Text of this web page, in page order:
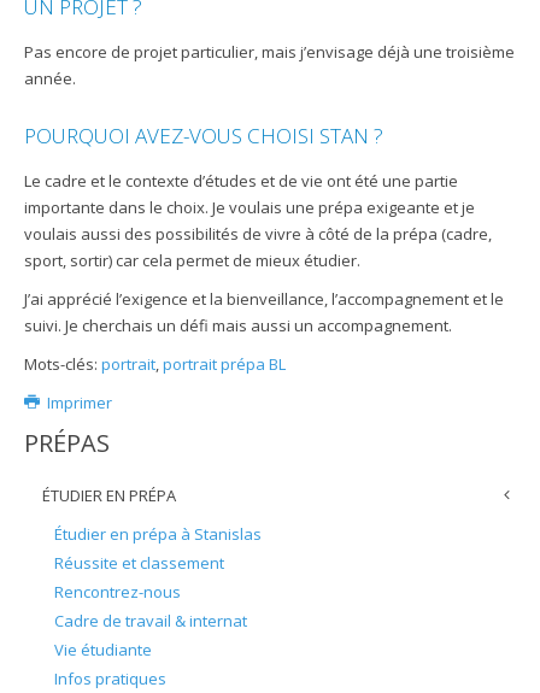
UN PROJET ?
Pas encore de projet particulier, mais j’envisage déjà une troisième
année.
POURQUOI AVEZ-VOUS CHOISI STAN ?
Le cadre et le contexte d’études et de vie ont été une partie
importante dans le choix. Je voulais une prépa exigeante et je
voulais aussi des possibilités de vivre à côté de la prépa (cadre,
sport, sortir) car cela permet de mieux étudier.
J’ai apprécié l’exigence et la bienveillance, l’accompagnement et le
suivi. Je cherchais un défi mais aussi un accompagnement.
Mots-clés: portrait,portrait prépa BL
Imprimer
PRÉPAS
ÉTUDIER EN PRÉPA
Étudier en prépa à Stanislas
Réussite et classement
Rencontrez-nous
Cadre de travail & internat
Vie étudiante
Infos pratiques